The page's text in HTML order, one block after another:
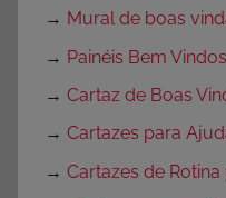
→ Mural de boas
→ Painéis Bem
→ Cartaz de Boas
→ Cartazes para
→ Cartazes de